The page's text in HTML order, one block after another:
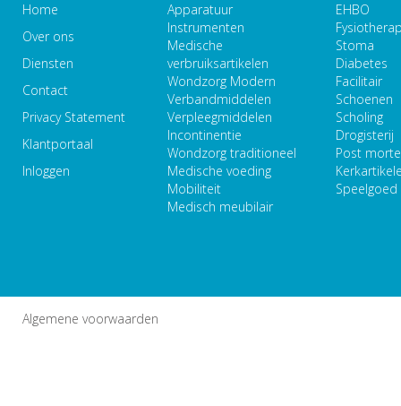
Home
Over ons
Diensten
Contact
Privacy Statement
Klantportaal
Inloggen
Apparatuur
Instrumenten
Medische
verbruiksartikelen
Wondzorg Modern
Verbandmiddelen
Verpleegmiddelen
Incontinentie
Wondzorg traditioneel
Medische voeding
Mobiliteit
Medisch meubilair
EHBO
Stoma
Diabetes
Facilitair
Schoenen
Scholing
Drogisterij
Post
Speelgoed
Algemene voorwaarden